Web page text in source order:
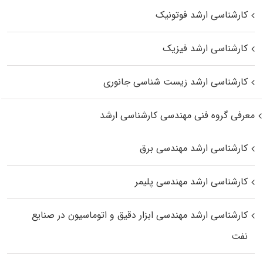
کارشناسی ارشد فوتونیک
کارشناسی ارشد فیزیک
کارشناسی ارشد زیست‌ شناسی جانوری
معرفی گروه فنی مهندسی کارشناسی ارشد
کارشناسی ارشد مهندسی برق
کارشناسی ارشد مهندسی پلیمر
کارشناسی ارشد مهندسی ابزار دقیق و اتوماسیون در صنایع
نفت